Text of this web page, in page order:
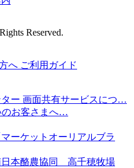
Reserved.
へ ご利用ガイド
ー 画面共有サービスにつ…
のお客さまへ…
ーケットオーリアルブラ
日本酪農協同 高千穂牧場